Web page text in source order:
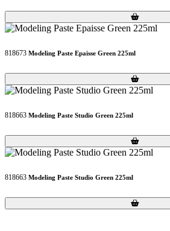
Loading...
Loading...
818673 Modeling Paste Epaisse Green 225ml
Loading...
Loading...
818663 Modeling Paste Studio Green 225ml
Loading...
Loading...
818663 Modeling Paste Studio Green 225ml
Loading...
Loading...